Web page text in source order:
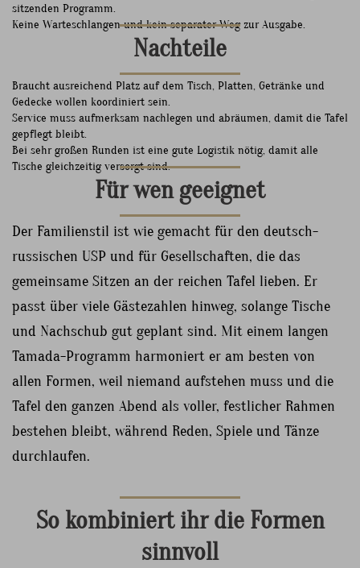
sitzenden Programm.
Keine Warteschlangen und kein separater Weg zur Ausgabe.
Nachteile
Braucht ausreichend Platz auf dem Tisch, Platten, Getränke und
Gedecke wollen koordiniert sein.
Service muss aufmerksam nachlegen und abräumen, damit die Tafel
gepflegt bleibt.
Bei sehr großen Runden ist eine gute Logistik nötig, damit alle
Tische gleichzeitig versorgt sind.
Für wen geeignet
Der Familienstil ist wie gemacht für den deutsch-
russischen USP und für Gesellschaften, die das
gemeinsame Sitzen an der reichen Tafel lieben. Er
passt über viele Gästezahlen hinweg, solange Tische
und Nachschub gut geplant sind. Mit einem langen
Tamada-Programm harmoniert er am besten von
allen Formen, weil niemand aufstehen muss und die
Tafel den ganzen Abend als voller, festlicher Rahmen
bestehen bleibt, während Reden, Spiele und Tänze
durchlaufen.
So kombiniert ihr die Formen
sinnvoll